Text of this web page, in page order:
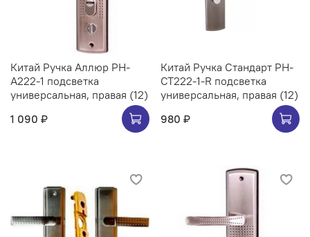
Китай Ручка Аллюр РН-
А222-1 подсветка
универсальная, правая (12)
1 090 ₽
Китай Ручка Стандарт РН-
СТ222-1-R подсветка
универсальная, правая (12)
980 ₽